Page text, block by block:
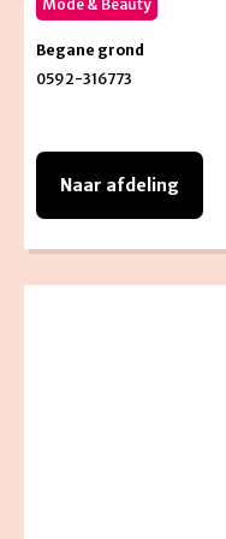
0592-316773
Mode & Beauty
Begane grond
Naar afdeling